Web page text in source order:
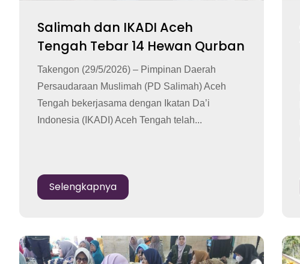
Salimah dan IKADI Aceh
Tengah Tebar 14 Hewan Qurban
Takengon (29/5/2026) – Pimpinan Daerah
Persaudaraan Muslimah (PD Salimah) Aceh
Tengah bekerjasama dengan Ikatan Da’i
Indonesia (IKADI) Aceh Tengah telah...
Selengkapnya